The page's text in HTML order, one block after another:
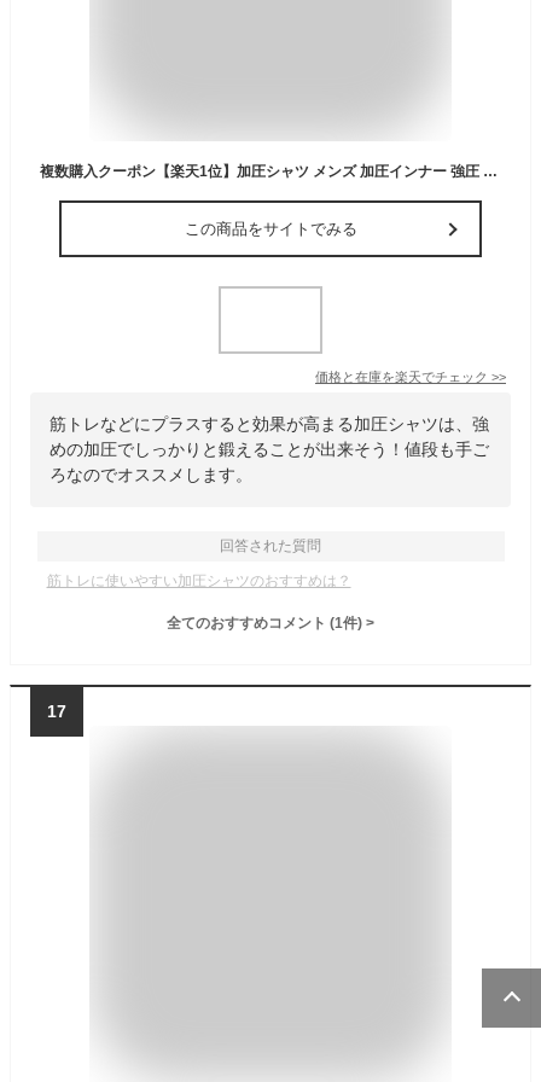
複数購入クーポン【楽天1位】加圧シャツ メンズ 加圧インナー 強圧 半袖 強め Tシャツ タンクトップ 大きいサイズ 姿勢補正 背筋補正 インナー 下着 補正インナー 加圧トレ 筋トレ 加圧シャツ レディース スポーツインナー アンダーシャツ 腹筋 メール便 送料無料
この商品をサイトでみる
価格と在庫を楽天でチェック >>
筋トレなどにプラスすると効果が高まる加圧シャツは、強
めの加圧でしっかりと鍛えることが出来そう！値段も手ご
ろなのでオススメします。
回答された質問
筋トレに使いやすい加圧シャツのおすすめは？
全てのおすすめコメント (1件) >
17